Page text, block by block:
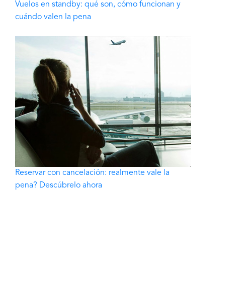
Vuelos en standby: qué son, cómo funcionan y
cuándo valen la pena
Reservar con cancelación: realmente vale la
pena? Descúbrelo ahora